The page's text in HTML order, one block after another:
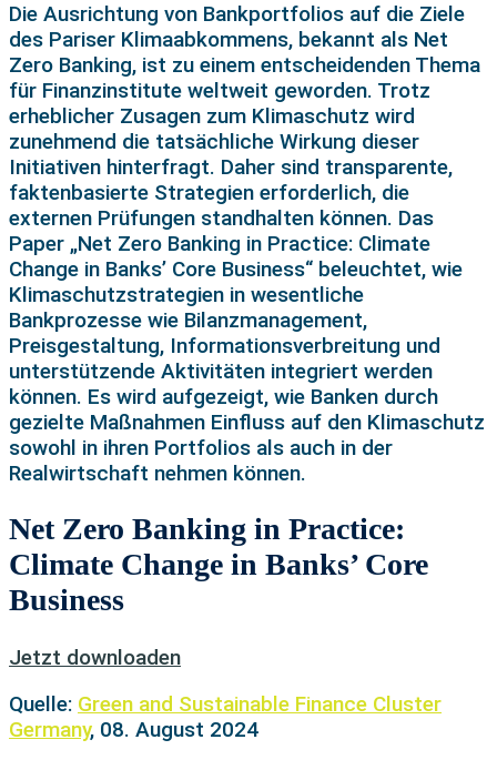
Die Ausrichtung von Bankportfolios auf die Ziele
des Pariser Klimaabkommens, bekannt als Net
Zero Banking, ist zu einem entscheidenden Thema
für Finanzinstitute weltweit geworden. Trotz
erheblicher Zusagen zum Klimaschutz wird
zunehmend die tatsächliche Wirkung dieser
Initiativen hinterfragt. Daher sind transparente,
faktenbasierte Strategien erforderlich, die
externen Prüfungen standhalten können. Das
Paper „Net Zero Banking in Practice: Climate
Change in Banks’ Core Business“ beleuchtet, wie
Klimaschutzstrategien in wesentliche
Bankprozesse wie Bilanzmanagement,
Preisgestaltung, Informationsverbreitung und
unterstützende Aktivitäten integriert werden
können. Es wird aufgezeigt, wie Banken durch
gezielte Maßnahmen Einfluss auf den Klimaschutz
sowohl in ihren Portfolios als auch in der
Realwirtschaft nehmen können.
Net Zero Banking in Practice:
Climate Change in Banks’ Core
Business
Jetzt downloaden
Quelle: Green and Sustainable Finance Cluster
Germany, 08. August 2024